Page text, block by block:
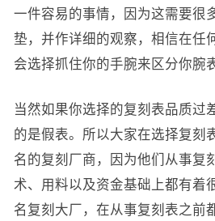
一件容易的事情，因为这需要很
垫，并作详细的观察，相信在任
会选择抓住你的手腕来区分你腕
当然如果你选择的复刻表品质过
的是假表。所以大家在选择复刻
名的复刻厂商，因为他们从事复
术、用料以及资金基础上都有着
名复刻大厂，在从事复刻表之前